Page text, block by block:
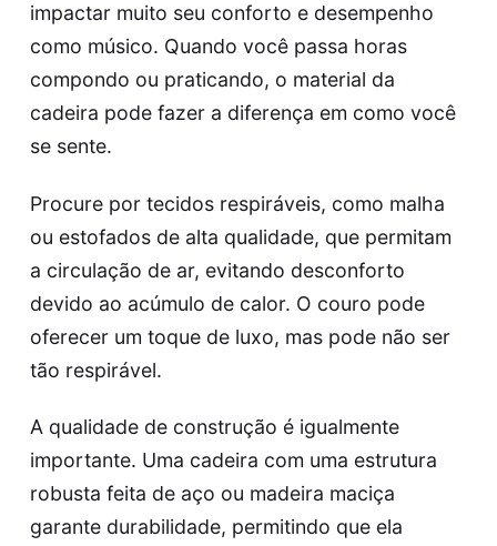
impactar muito seu conforto e desempenho
como músico. Quando você passa horas
compondo ou praticando, o material da
cadeira pode fazer a diferença em como você
se sente.
Procure por tecidos respiráveis, como malha
ou estofados de alta qualidade, que permitam
a circulação de ar, evitando desconforto
devido ao acúmulo de calor. O couro pode
oferecer um toque de luxo, mas pode não ser
tão respirável.
A qualidade de construção é igualmente
importante. Uma cadeira com uma estrutura
robusta feita de aço ou madeira maciça
garante durabilidade, permitindo que ela